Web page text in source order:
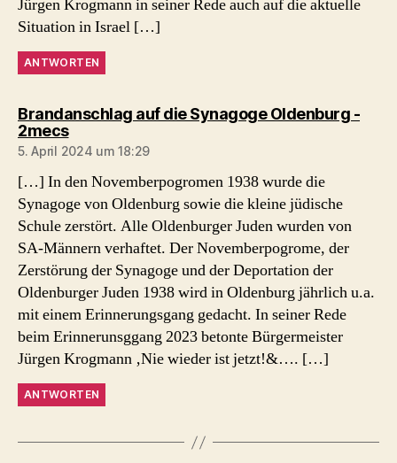
Jürgen Krogmann in seiner Rede auch auf die aktuelle
Situation in Israel […]
ANTWORTEN
Brandanschlag auf die Synagoge Oldenburg -
2mecssagt:
5. April 2024 um 18:29
[…] In den Novemberpogromen 1938 wurde die
Synagoge von Oldenburg sowie die kleine jüdische
Schule zerstört. Alle Oldenburger Juden wurden von
SA-Männern verhaftet. Der Novemberpogrome, der
Zerstörung der Synagoge und der Deportation der
Oldenburger Juden 1938 wird in Oldenburg jährlich u.a.
mit einem Erinnerungsgang gedacht. In seiner Rede
beim Erinnerunsggang 2023 betonte Bürgermeister
Jürgen Krogmann ‚Nie wieder ist jetzt!&…. […]
ANTWORTEN